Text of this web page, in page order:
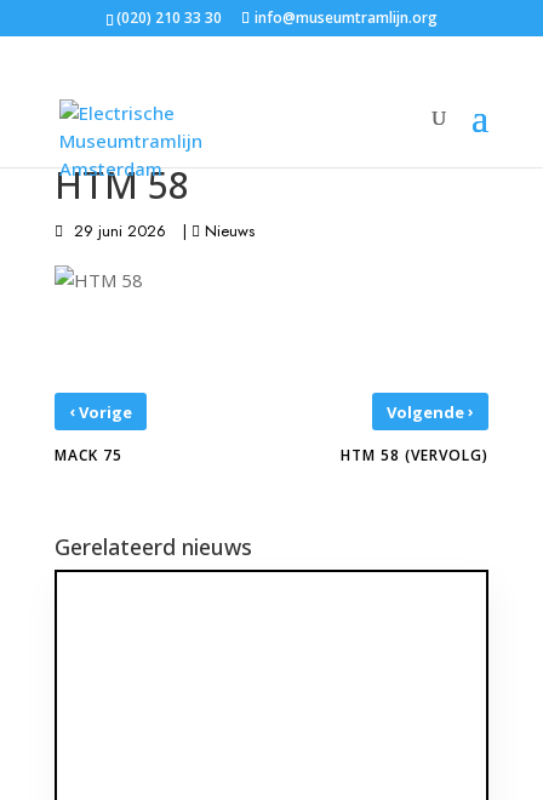
(020) 210 33 30 info@museumtramlijn.org
HTM 58
29 juni 2026 | Nieuws
‹Vorige
MACK 75
Volgende›
HTM 58 (VERVOLG)
Gerelateerd nieuws